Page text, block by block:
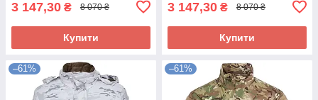
3 147,30 ₴ 8 070 ₴
Купити
3 147,30 ₴ 8 070 ₴
Купити
–61% –61%